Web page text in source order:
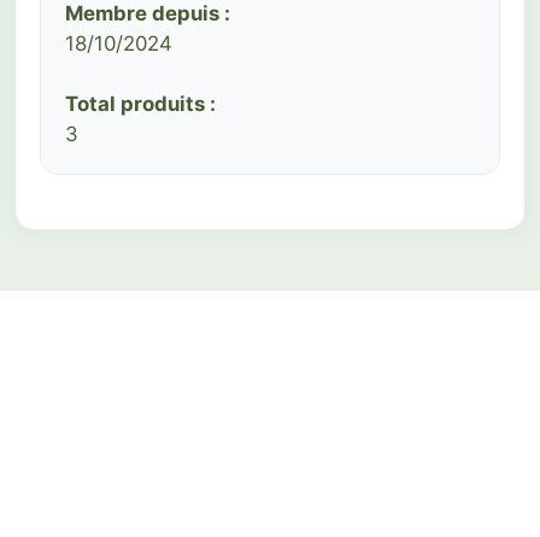
Membre depuis :
18/10/2024
Total produits :
3